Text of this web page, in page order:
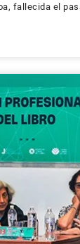
fallecida el